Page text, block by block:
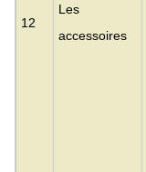
12
Les
accessoires